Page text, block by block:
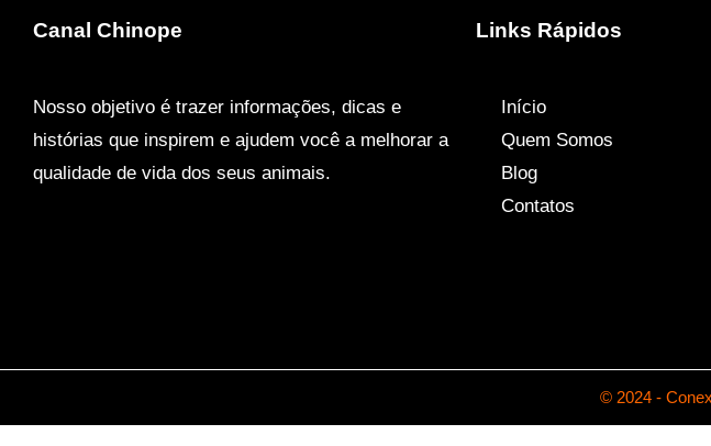
Canal Chinope
Nosso objetivo é trazer informações, dicas e
histórias que inspirem e ajudem você a melhorar a
qualidade de vida dos seus animais.
Links Rápidos
Início
Quem Somos
Blog
Contatos
© 2024 -